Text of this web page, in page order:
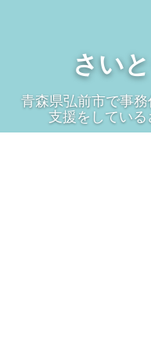
さい
青森県弘前市で事
支援をしている